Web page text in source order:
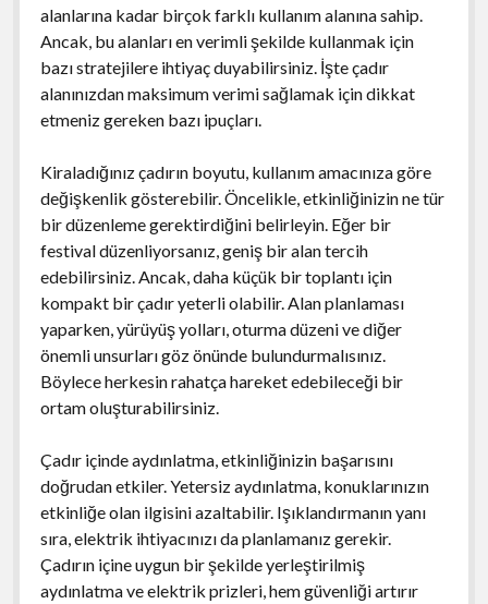
alanlarına kadar birçok farklı kullanım alanına sahip.
Ancak, bu alanları en verimli şekilde kullanmak için
bazı stratejilere ihtiyaç duyabilirsiniz. İşte çadır
alanınızdan maksimum verimi sağlamak için dikkat
etmeniz gereken bazı ipuçları.
Kiraladığınız çadırın boyutu, kullanım amacınıza göre
değişkenlik gösterebilir. Öncelikle, etkinliğinizin ne tür
bir düzenleme gerektirdiğini belirleyin. Eğer bir
festival düzenliyorsanız, geniş bir alan tercih
edebilirsiniz. Ancak, daha küçük bir toplantı için
kompakt bir çadır yeterli olabilir. Alan planlaması
yaparken, yürüyüş yolları, oturma düzeni ve diğer
önemli unsurları göz önünde bulundurmalısınız.
Böylece herkesin rahatça hareket edebileceği bir
ortam oluşturabilirsiniz.
Çadır içinde aydınlatma, etkinliğinizin başarısını
doğrudan etkiler. Yetersiz aydınlatma, konuklarınızın
etkinliğe olan ilgisini azaltabilir. Işıklandırmanın yanı
sıra, elektrik ihtiyacınızı da planlamanız gerekir.
Çadırın içine uygun bir şekilde yerleştirilmiş
aydınlatma ve elektrik prizleri, hem güvenliği artırır